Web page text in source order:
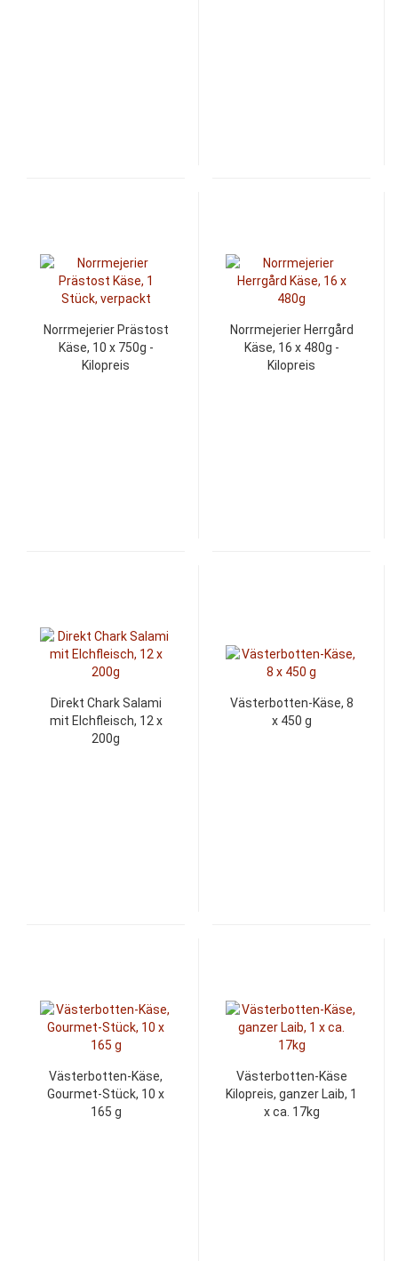
Norrmejerier Prästost
Käse, 10 x 750g -
Kilopreis
Norrmejerier Herrgård
Käse, 16 x 480g -
Kilopreis
Direkt Chark Salami
mit Elchfleisch, 12 x
200g
Västerbotten-Käse, 8
x 450 g
Västerbotten-Käse,
Gourmet-Stück, 10 x
165 g
Västerbotten-Käse
Kilopreis, ganzer Laib, 1
x ca. 17kg